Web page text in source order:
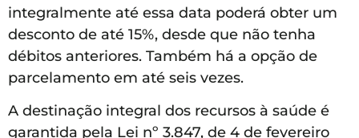
integralmente até essa data poderá obter um
desconto de até 15%, desde que não tenha
débitos anteriores. Também há a opção de
parcelamento em até seis vezes.
A destinação integral dos recursos à saúde é
garantida pela Lei nº 3.847, de 4 de fevereiro